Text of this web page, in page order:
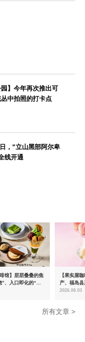
园】今年再次推出可
中拍照的打卡点
，“立山黑部阿尔卑
线开通
馆】层层叠叠的焦
、入口即化的“宇
”全新登场
【果实屋
产、福岛
2026.08.03
所有文章 >